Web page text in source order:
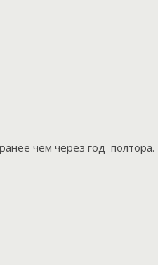
чем через год–полтора.